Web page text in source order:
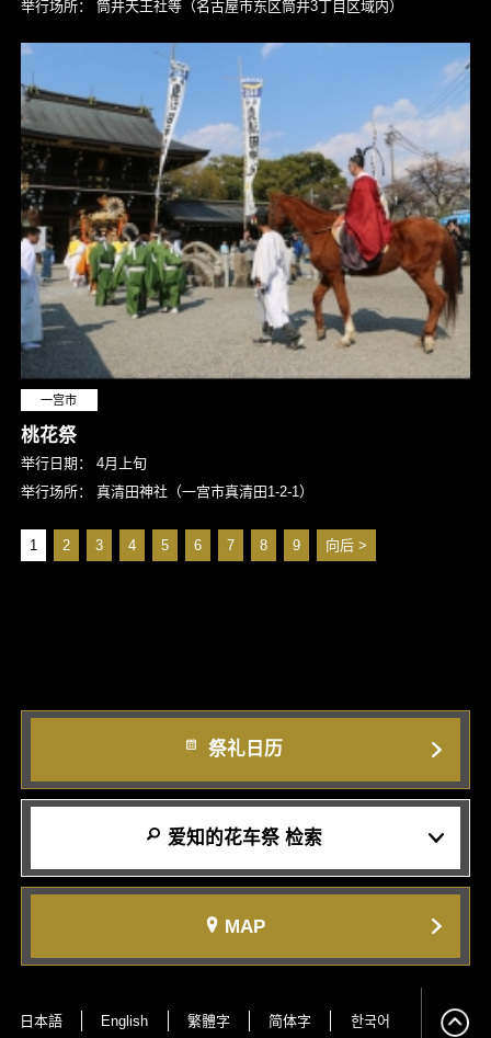
举行场所： 筒井天王社等（名古屋市东区筒井3丁目区域内）
一宫市
桃花祭
举行日期： 4月上旬
举行场所： 真清田神社（一宫市真清田1-2-1）
1 2 3 4 5 6 7 8 9 向后 >
祭礼日历
爱知的花车祭 检索
MAP
日本語 English 繁體字 简体字 한국어